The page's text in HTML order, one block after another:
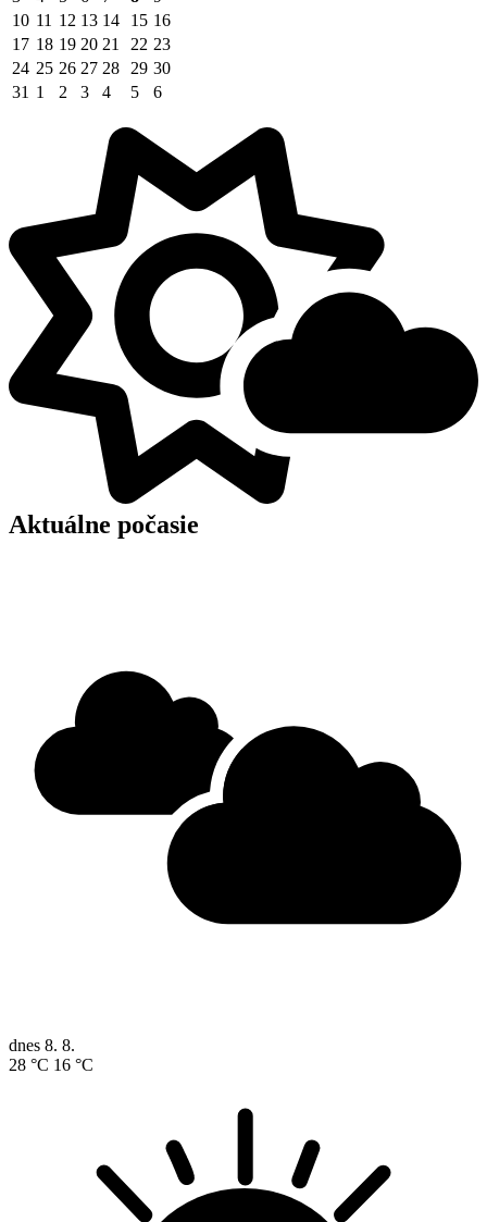
10 11 12 13 14 15 16
17 18 19 20 21 22 23
24 25 26 27 28 29 30
31 1 2 3 4 5 6
Aktuálne počasie
dnes 8. 8.
28 °C 16 °C